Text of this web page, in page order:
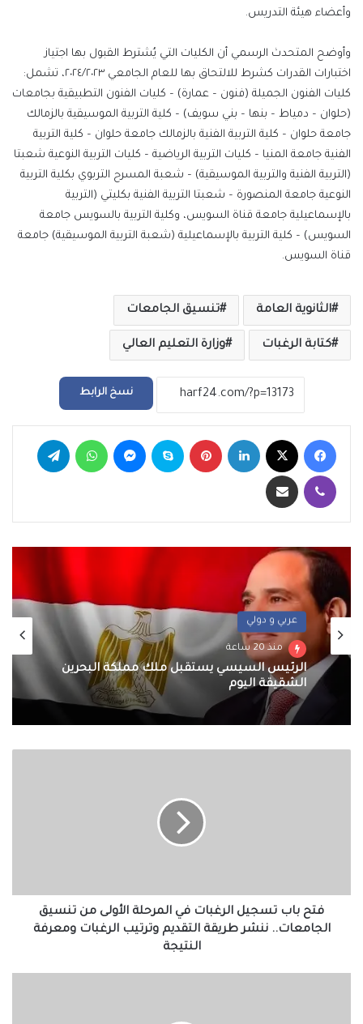
وأعضاء هيئة التدريس.
وأوضح المتحدث الرسمي أن الكليات التي يُشترط القبول بها اجتياز
اختبارات القدرات كشرط للالتحاق بها للعام الجامعي ٢٠٢٤/٢٠٢٣، تشمل:
كليات الفنون الجميلة (فنون – عمارة) – كليات الفنون التطبيقية بجامعات
(حلوان – دمياط – بنها – بني سويف) – كلية التربية الموسيقية بالزمالك
جامعة حلوان – كلية التربية الفنية بالزمالك جامعة حلوان – كلية التربية
الفنية جامعة المنيا – كليات التربية الرياضية – كليات التربية النوعية شعبتا
(التربية الفنية والتربية الموسيقية) – شعبة المسرح التربوي بكلية التربية
النوعية جامعة المنصورة – شعبتا التربية الفنية بكليتي (التربية
بالإسماعيلية جامعة قناة السويس، وكلية التربية بالسويس جامعة
السويس) – كلية التربية بالإسماعيلية (شعبة التربية الموسيقية) جامعة
قناة السويس.
الثانوية العامة تنسيق الجامعات
كتابة الرغبات وزارة التعليم العالي
نسخ الرابط
فيسبوك لينكدإن بينتيريست سكايب ماسنجر واتساب
ڤايبر مشاركة عبر البريد
عربي و دولي
منذ 20 ساعة
الرئيس السيسي يستقبل ملك مملكة البحرين
الشقيقة اليوم
تنسيق
الجامعات..فتح باب تسجيل الرغبات في المرحلة الأولى من تنسيق
الجامعات.. ننشر طريقة التقديم وترتيب الرغبات ومعرفة
النتيجة